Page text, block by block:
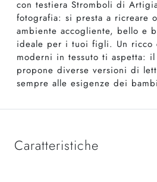
con testiera Stromboli di
fotografia: si presta a ricreare
ambiente accogliente, bello e
ideale per i tuoi figli. Un ricco
moderni in tessuto ti aspetta:
propone diverse versioni di
sempre alle esigenze dei
Caratteristiche